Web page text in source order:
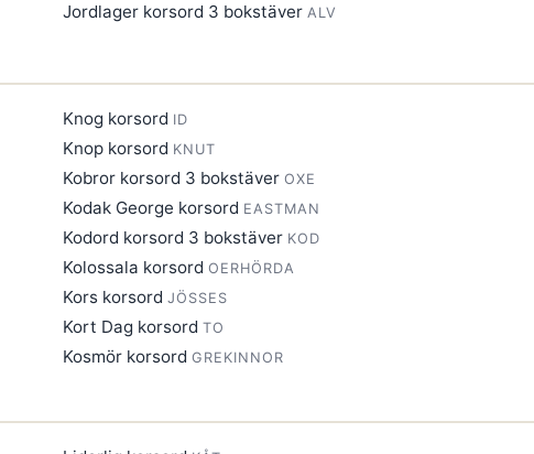
Jordlager korsord 3 bokstäver ALV
Knog korsord ID
Knop korsord KNUT
Kobror korsord 3 bokstäver OXE
Kodak George korsord EASTMAN
Kodord korsord 3 bokstäver KOD
Kolossala korsord OERHÖRDA
Kors korsord JÖSSES
Kort Dag korsord TO
Kosmör korsord GREKINNOR